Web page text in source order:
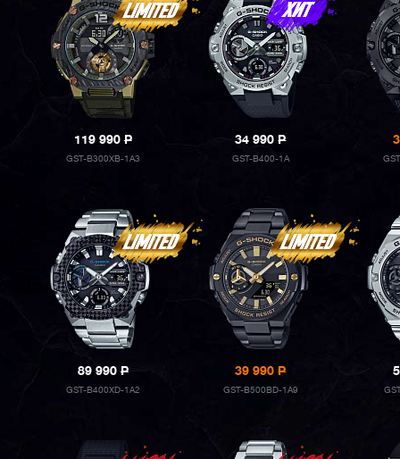
119 990P
GST-B300XB-1A3
34 990P
GST-B400-1A
89 990P
GST-B400XD-1A2
39 990P
GST-B500BD-1A9